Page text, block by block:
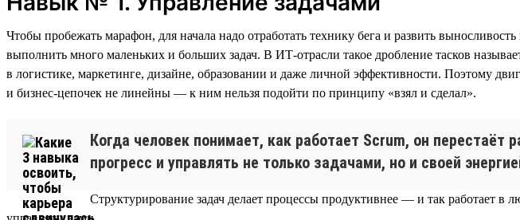
Чтобы пробежать марафон, для начала надо отработать технику бега и развить
выполнить много маленьких и больших задач. В ИТ-отрасли такое дробление тасков
в логистике, маркетинге, дизайне, образовании и даже личной эффективности. Поэтому
и бизнес-цепочек не линейны — к ним нельзя подойти по принципу «взял и сделал».
Когда человек понимает, как работает Scrum, он
прогресс и управлять не только задачами, но и своей
Структурирование задач делает процессы продуктивнее — и так работает